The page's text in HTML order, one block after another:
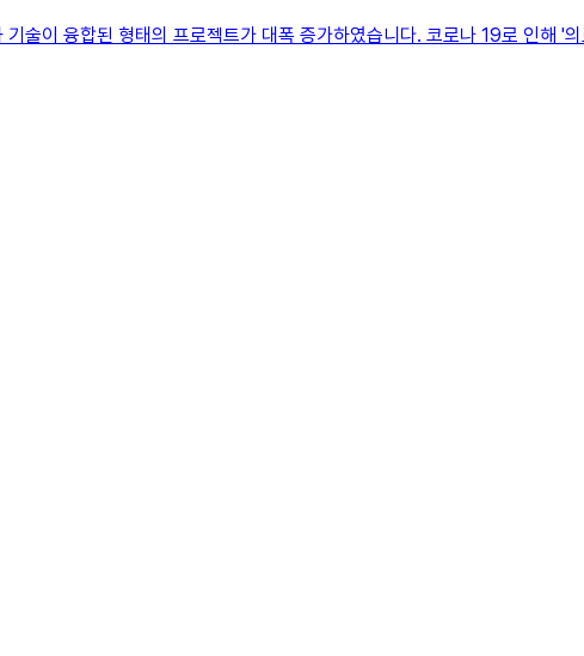
술이 융합된 형태의 프로젝트가 대폭 증가하였습니다. 코로나 19로 인해 '